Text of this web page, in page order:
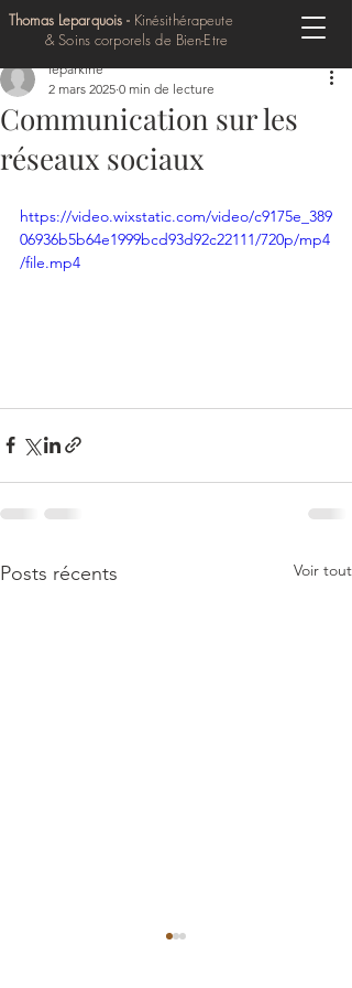
Thomas Leparquois - Kinésithérapeute
& Soins corporels de Bien-Etre
Communication sur les
réseaux sociaux
leparkine
2 mars 2025 0 min de lecture
https://video.wixstatic.com/video/c9175e_389
06936b5b64e1999bcd93d92c22111/720p/mp4
/file.mp4
Posts récents Voir tout